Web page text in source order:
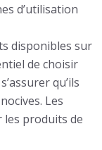
d’utilisation
disponibles sur
de choisir
qu’ils
Les
produits de